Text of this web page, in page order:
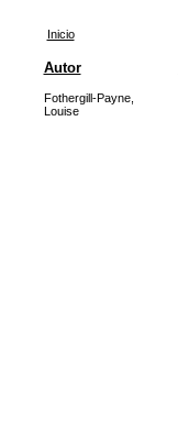
Inicio
Autor
Fothergill-Payne,
Louise